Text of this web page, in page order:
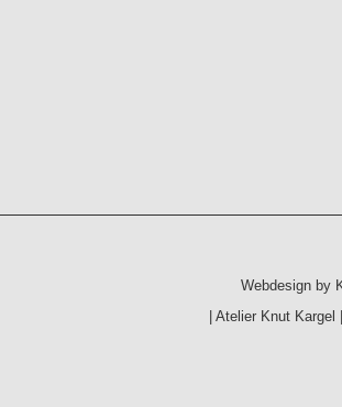
Webdesign by
|Atelier Knut Kargel